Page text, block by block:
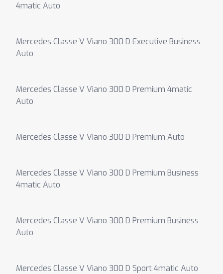
4matic Auto
Mercedes Classe V Viano 300 D Executive Business
Auto
Mercedes Classe V Viano 300 D Premium 4matic
Auto
Mercedes Classe V Viano 300 D Premium Auto
Mercedes Classe V Viano 300 D Premium Business
4matic Auto
Mercedes Classe V Viano 300 D Premium Business
Auto
Mercedes Classe V Viano 300 D Sport 4matic Auto